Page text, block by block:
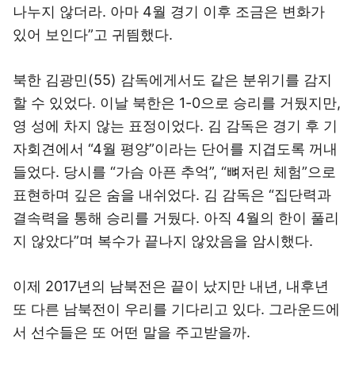
나누지 않더라. 아마 4월 경기 이후 조금은 변화가
있어 보인다”고 귀띔했다.
북한 김광민(55) 감독에게서도 같은 분위기를 감지
할 수 있었다. 이날 북한은 1-0으로 승리를 거뒀지만,
영 성에 차지 않는 표정이었다. 김 감독은 경기 후 기
자회견에서 “4월 평양”이라는 단어를 지겹도록 꺼내
들었다. 당시를 “가슴 아픈 추억”, “뼈저린 체험”으로
표현하며 깊은 숨을 내쉬었다. 김 감독은 “집단력과
결속력을 통해 승리를 거뒀다. 아직 4월의 한이 풀리
지 않았다”며 복수가 끝나지 않았음을 암시했다.
이제 2017년의 남북전은 끝이 났지만 내년, 내후년
또 다른 남북전이 우리를 기다리고 있다. 그라운드에
서 선수들은 또 어떤 말을 주고받을까.